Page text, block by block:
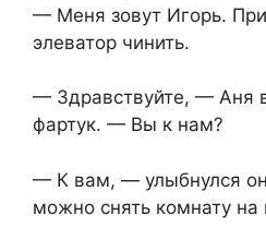
— Меня зовут Игорь.
элеватор чинить.
— Здравствуйте, — Аня
фартук. — Вы к нам?
— К вам, — улыбнулся
можно снять комнату